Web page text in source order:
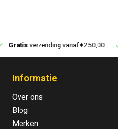
Gratisverzending vanaf €250,00
Informatie
Over ons
Blog
Merken